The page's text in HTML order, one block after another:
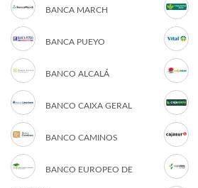
BANCA MARCH
BANCA PUEYO
BANCO ALCALÁ
BANCO CAIXA GERAL
BANCO CAMINOS
BANCO EUROPEO DE